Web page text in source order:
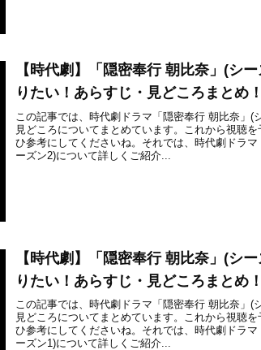
【時代劇】「隠密奉行 朝比奈」(シ
りたい！あらすじ・見どころまとめ！
この記事では、時代劇ドラマ「隠密奉行 朝比奈」(
見どころについてまとめています。これから視聴
ひ参考にしてくださいね。それでは、時代劇ドラ
ーズン2)について詳しくご紹介...
【時代劇】「隠密奉行 朝比奈」(シ
りたい！あらすじ・見どころまとめ！
この記事では、時代劇ドラマ「隠密奉行 朝比奈」(
見どころについてまとめています。これから視聴
ひ参考にしてくださいね。それでは、時代劇ドラ
ーズン1)について詳しくご紹介...